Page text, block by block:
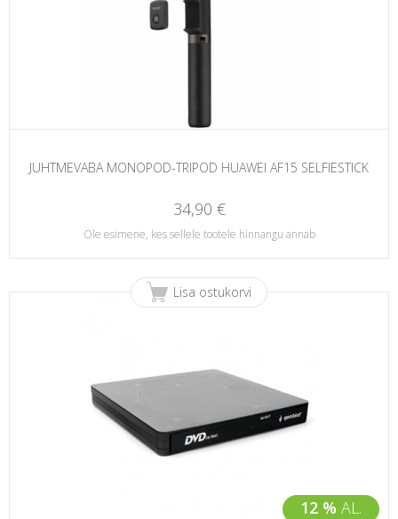
JUHTMEVABA MONOPOD-TRIPOD HUAWEI AF15 SELFIESTICK
34,90 €
Ole esimene, kes sellele tootele hinnangu annab
12 % AL.
Lisa ostukorvi